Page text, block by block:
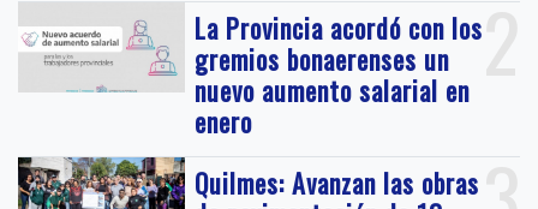
2
La Provincia acordó con los
gremios bonaerenses un
nuevo aumento salarial en
enero
Quilmes: Avanzan las obras